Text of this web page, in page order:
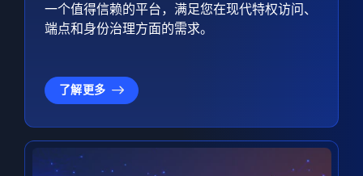
一个值得信赖的平台，满足您在现代特权访问、
端点和身份治理方面的需求。
了解更多